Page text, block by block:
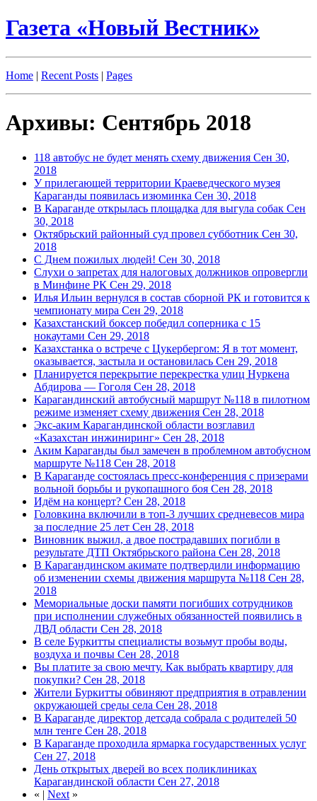
Газета «Новый Вестник»
Home | Recent Posts | Pages
Архивы: Сентябрь 2018
118 автобус не будет менять схему движения Сен 30,
2018
У прилегающей территории Краеведческого музея
Караганды появилась изюминка Сен 30, 2018
В Караганде открылась площадка для выгула собак Сен
30, 2018
Октябрьский районный суд провел субботник Сен 30,
2018
С Днем пожилых людей! Сен 30, 2018
Слухи о запретах для налоговых должников опровергли
в Минфине РК Сен 29, 2018
Илья Ильин вернулся в состав сборной РК и готовится к
чемпионату мира Сен 29, 2018
Казахстанский боксер победил соперника с 15
нокаутами Сен 29, 2018
Казахстанка о встрече с Цукербергом: Я в тот момент,
оказывается, застыла и остановилась Сен 29, 2018
Планируется перекрытие перекрестка улиц Нуркена
Абдирова — Гоголя Сен 28, 2018
Карагандинский автобусный маршрут №118 в пилотном
режиме изменяет схему движения Сен 28, 2018
Экс-аким Карагандинской области возглавил
«Казахстан инжиниринг» Сен 28, 2018
Аким Караганды был замечен в проблемном автобусном
маршруте №118 Сен 28, 2018
В Караганде состоялась пресс-конференция с призерами
вольной борьбы и рукопашного боя Сен 28, 2018
Идём на концерт? Сен 28, 2018
Головкина включили в топ-3 лучших средневесов мира
за последние 25 лет Сен 28, 2018
Виновник выжил, а двое пострадавших погибли в
результате ДТП Октябрьского района Сен 28, 2018
В Карагандинском акимате подтвердили информацию
об изменении схемы движения маршрута №118 Сен 28,
2018
Мемориальные доски памяти погибших сотрудников
при исполнении служебных обязанностей появились в
ДВД области Сен 28, 2018
В селе Буркитты специалисты возьмут пробы воды,
воздуха и почвы Сен 28, 2018
Вы платите за свою мечту. Как выбрать квартиру для
покупки? Сен 28, 2018
Жители Буркитты обвиняют предприятия в отравлении
окружающей среды села Сен 28, 2018
В Караганде директор детсада собрала с родителей 50
млн тенге Сен 28, 2018
В Караганде проходила ярмарка государственных услуг
Сен 27, 2018
День открытых дверей во всех поликлиниках
Карагандинской области Сен 27, 2018
« | Next »